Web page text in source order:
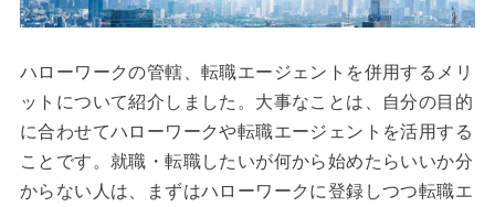
ハローワークの管轄、転職エージェントを併用するメリ
ットについて紹介しました。大事なことは、自分の目的
に合わせてハローワークや転職エージェントを活用する
ことです。就職・転職したいが何から始めたらいいか分
からない人は、まずはハローワークに登録しつつ転職エ